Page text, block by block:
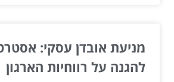
מניעת אובדן עסקי:
להגנה על רווחיות הארגון